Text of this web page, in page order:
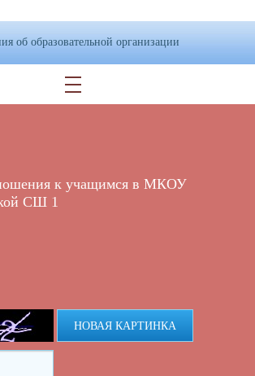
об образовательной организации
к учащимся в МКОУ
СШ 1
НОВАЯ КАРТИНКА